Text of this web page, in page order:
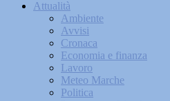
Attualità
Ambiente
Avvisi
Cronaca
Economia e finanza
Lavoro
Meteo Marche
Politica